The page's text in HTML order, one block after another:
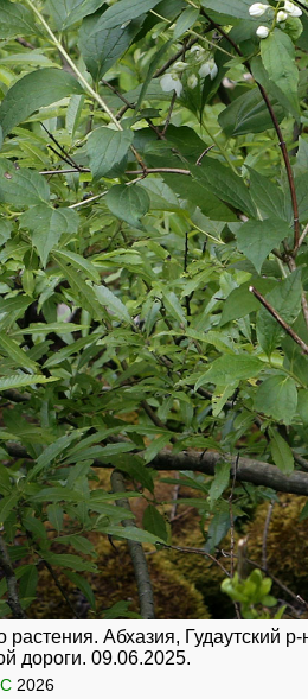
растения. Абхазия,
дороги. 09.06.2025.
2026